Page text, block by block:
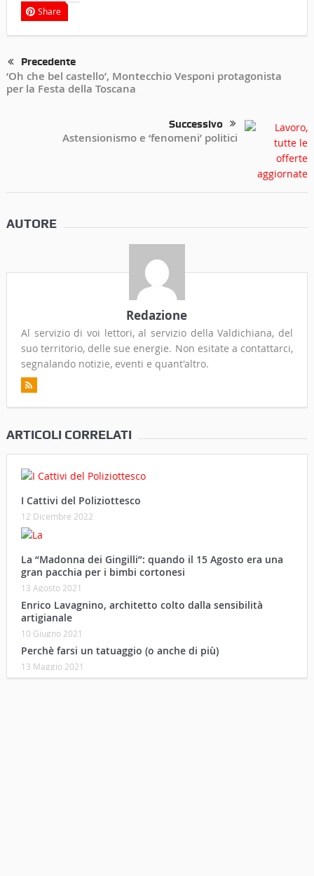
Share
Precedente
‘Oh che bel castello’, Montecchio Vesponi protagonista
per la Festa della Toscana
Successivo
Astensionismo e ‘fenomeni’ politici
AUTORE
Redazione
Al servizio di voi lettori, al servizio della Valdichiana, del
suo territorio, delle sue energie. Non esitate a contattarci,
segnalando notizie, eventi e quant'altro.
ARTICOLI CORRELATI
I Cattivi del Poliziottesco
12 Dicembre 2022
La “Madonna dei Gingilli”: quando il 15 Agosto era una
gran pacchia per i bimbi cortonesi
13 Agosto 2021
Enrico Lavagnino, architetto colto dalla sensibilità
artigianale
10 Giugno 2021
Perchè farsi un tatuaggio (o anche di più)
13 Maggio 2021